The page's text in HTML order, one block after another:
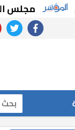
مجلس الوزراء
facebook
بحث